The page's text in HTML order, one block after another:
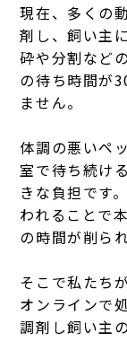
現在、多くの
剤し、飼い主
砕や分割など
の待ち時間が
ません。
体調の悪いペ
室で待ち続け
きな負担です
われることで
の時間が削ら
そこで私たち
オンラインで
調剤し飼い主